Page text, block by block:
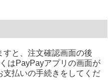
と、注文確認画面の後
はPayPayアプリの画面が
払いの手続きをしてくだ